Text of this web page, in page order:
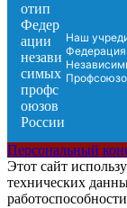
Наш
Федерация
Персональный
Этот сайт
технических